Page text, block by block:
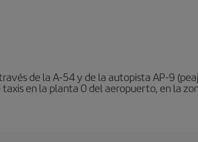
de la A-54 y de la autopista AP-9
en la planta 0 del aeropuerto, en la